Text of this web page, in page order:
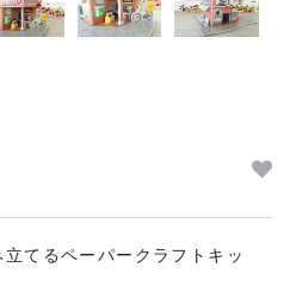
てるペーパークラフトキッ